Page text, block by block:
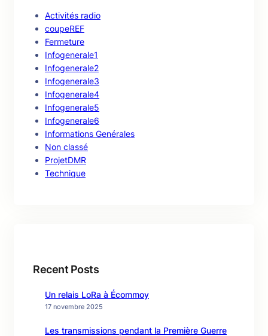
Activités radio
coupeREF
Fermeture
Infogenerale1
Infogenerale2
Infogenerale3
Infogenerale4
Infogenerale5
Infogenerale6
Informations Genérales
Non classé
ProjetDMR
Technique
Recent Posts
Un relais LoRa à Écommoy
17 novembre 2025
Les transmissions pendant la Première Guerre